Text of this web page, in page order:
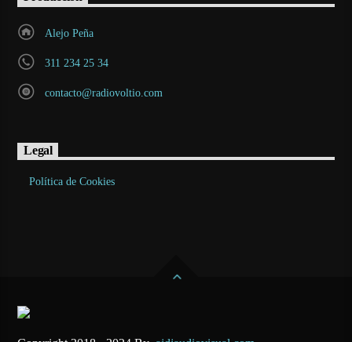
Alejo Peña
311 234 25 34
contacto@radiovoltio.com
Legal
Política de Cookies